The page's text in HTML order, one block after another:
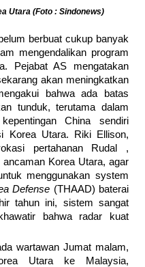
Utara (Foto : Sindonews)
berbuat cukup banyak
mengendalikan program
Pejabat AS mengatakan
akan meningkatkan
bahwa ada batas
tunduk, terutama dalam
China sendiri
Korea Utara. Riki Ellison,
pertahanan Rudal ,
Korea Utara, agar
menggunakan system
Defense (THAAD) baterai
tahun ini, sistem sangat
bahwa radar kuat
wartawan Jumat malam,
Utara ke Malaysia,